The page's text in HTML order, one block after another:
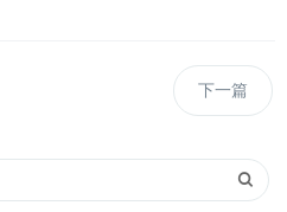
下一篇